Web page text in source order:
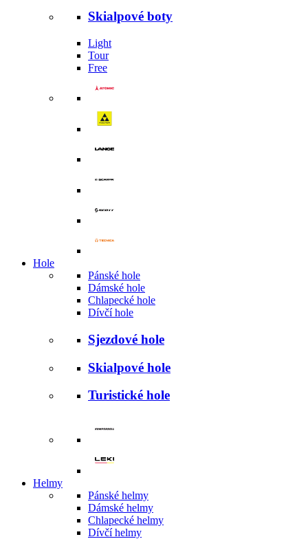
Skialpové boty
Light
Tour
Free
Hole
Pánské hole
Dámské hole
Chlapecké hole
Dívčí hole
Sjezdové hole
Skialpové hole
Turistické hole
Helmy
Pánské helmy
Dámské helmy
Chlapecké helmy
Dívčí helmy